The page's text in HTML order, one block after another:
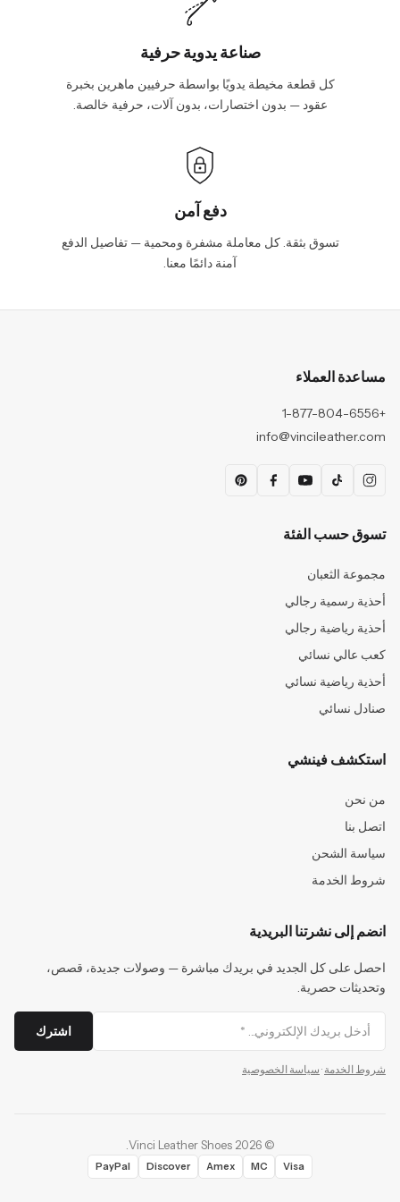
صناعة يدوية حرفية
كل قطعة مخيطة يدويًا بواسطة حرفيين ماهرين بخبرة
عقود — بدون اختصارات، بدون آلات، حرفية خالصة.
دفع آمن
تسوق بثقة. كل معاملة مشفرة ومحمية — تفاصيل الدفع
آمنة دائمًا معنا.
مساعدة العملاء
+1-877-804-6556
info@vincileather.com
تسوق حسب الفئة
مجموعة الثعبان
أحذية رسمية رجالي
أحذية رياضية رجالي
كعب عالي نسائي
أحذية رياضية نسائي
صنادل نسائي
استكشف فينشي
من نحن
اتصل بنا
سياسة الشحن
شروط الخدمة
انضم إلى نشرتنا البريدية
احصل على كل الجديد في بريدك مباشرة — وصولات جديدة، قصص،
وتحديثات حصرية.
اشترك
شروط الخدمة · سياسة الخصوصية
©
2026
Vinci Leather Shoes
Visa
MC
Amex
Discover
PayPal